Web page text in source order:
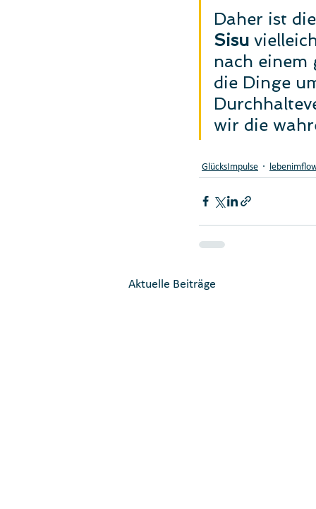
Daher ist
Sisu
nach einem
die Dinge
wir die
GlücksImpulse
Aktuelle Beiträge